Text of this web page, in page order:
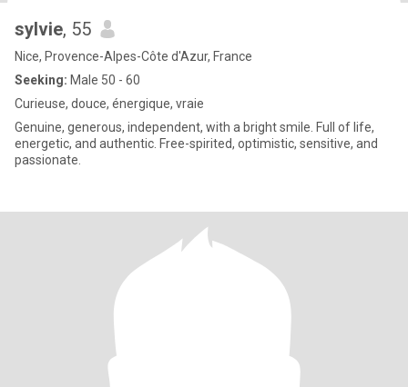
sylvie, 55
Nice, Provence-Alpes-Côte d'Azur, France
Seeking: Male 50 - 60
Curieuse, douce, énergique, vraie
Genuine, generous, independent, with a bright smile. Full of life,
energetic, and authentic. Free-spirited, optimistic, sensitive, and
passionate.